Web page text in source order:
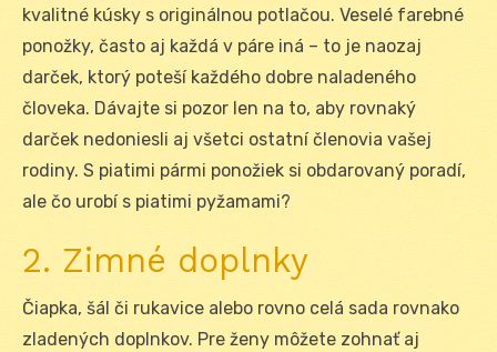
kvalitné kúsky s originálnou potlačou. Veselé farebné
ponožky, často aj každá v páre iná – to je naozaj
darček, ktorý poteší každého dobre naladeného
človeka. Dávajte si pozor len na to, aby rovnaký
darček nedoniesli aj všetci ostatní členovia vašej
rodiny. S piatimi pármi ponožiek si obdarovaný poradí,
ale čo urobí s piatimi pyžamami?
2. Zimné doplnky
Čiapka, šál či rukavice alebo rovno celá sada rovnako
zladených doplnkov. Pre ženy môžete zohnať aj